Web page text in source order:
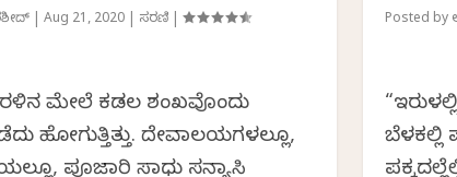
|Aug 21, 2020 ಸರಣಿ |
ಮೇಲೆ ಕಡಲ ಶಂಖವೊಂದು
ಹೋಗುತ್ತಿತ್ತು. ದೇವಾಲಯಗಳಲ್ಲೂ,
ಪೂಜಾರಿ ಸಾಧು ಸನ್ಯಾಸಿ
Posted by
ಬೆಳಕಲ್ಲಿ